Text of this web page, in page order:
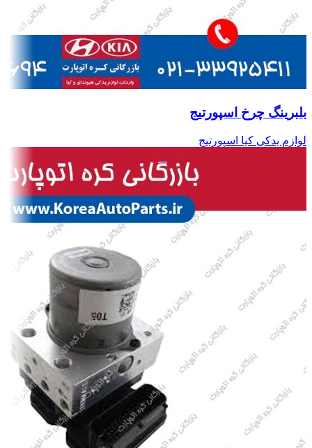
بلبرینگ چرخ اسپورتیج
لوازم یدکی کیا اسپورتیج